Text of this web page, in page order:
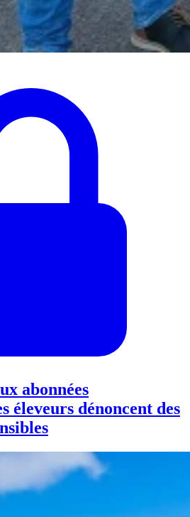
abonnées
éleveurs dénoncent des